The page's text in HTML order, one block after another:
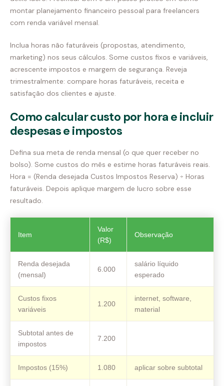
montar planejamento financeiro pessoal para freelancers
com renda variável mensal.
Inclua horas não faturáveis (propostas, atendimento,
marketing) nos seus cálculos. Some custos fixos e variáveis,
acrescente impostos e margem de segurança. Reveja
trimestralmente: compare horas faturáveis, receita e
satisfação dos clientes e ajuste.
Como calcular custo por hora e incluir
despesas e impostos
Defina sua meta de renda mensal (o que quer receber no
bolso). Some custos do mês e estime horas faturáveis reais.
Hora = (Renda desejada Custos Impostos Reserva) ÷ Horas
faturáveis. Depois aplique margem de lucro sobre esse
resultado.
Item
Valor
(R$)
Observação
Renda desejada
(mensal)
6.000
salário líquido
esperado
Custos fixos
variáveis
1.200
internet, software,
material
Subtotal antes de
impostos
7.200
Impostos (15%) 1.080 aplicar sobre subtotal